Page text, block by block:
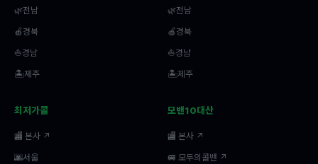
🌿전남
🍎경북
⛵경남
🏝️제주
🌿전남
🍎경북
⛵경남
🏝️제주
최저가콜
🏬 본사 ↗
🌆서울
모밴10대산
🏬 본사 ↗
🚐 모두의콜밴 ↗